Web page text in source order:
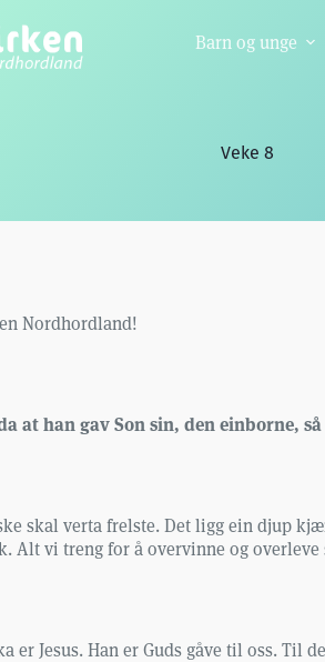
Barn og unge
Veke 8
Nordhordland!
at han gav Son sin, den einborne,
skal verta frelste. Det ligg ein djup
vi treng for å overvinne og overleve
er Jesus. Han er Guds gåve til oss.